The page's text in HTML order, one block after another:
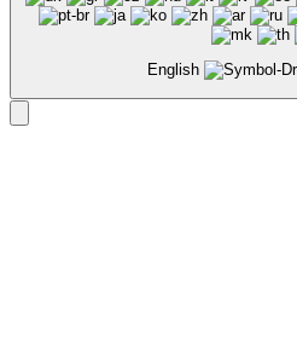
English